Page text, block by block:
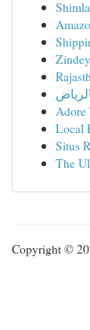
Adore
Local
Situs
The
Copyright ©